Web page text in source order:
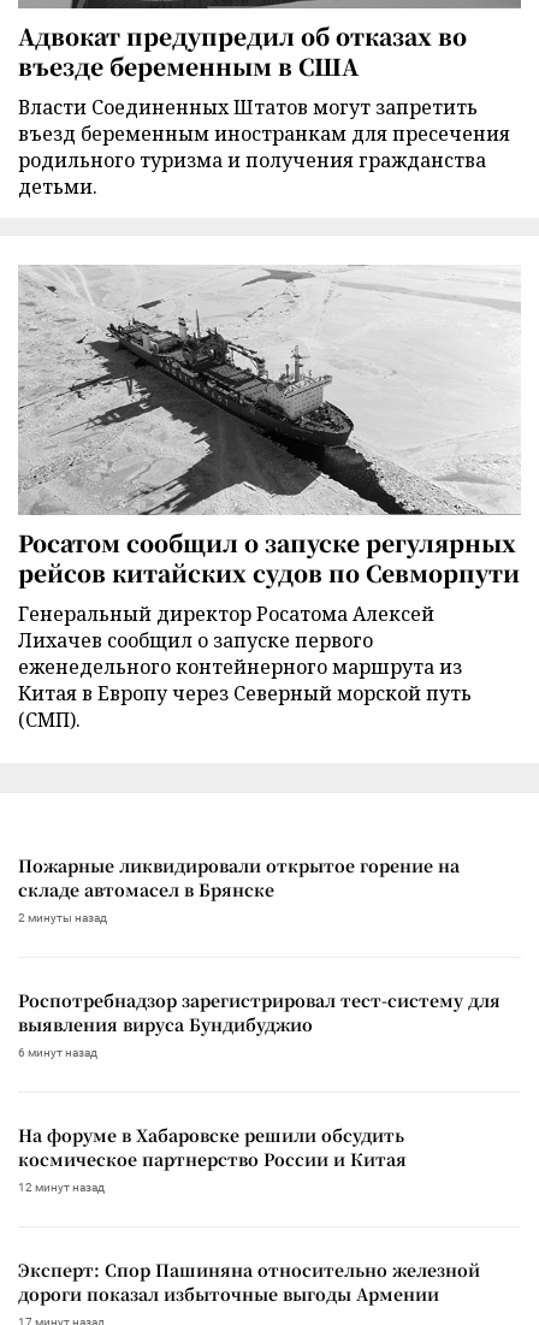
Адвокат предупредил об отказах во
въезде беременным в США
Власти Соединенных Штатов могут запретить
въезд беременным иностранкам для пресечения
родильного туризма и получения гражданства
детьми.
Росатом сообщил о запуске регулярных
рейсов китайских судов по Севморпути
Генеральный директор Росатома Алексей
Лихачев сообщил о запуске первого
еженедельного контейнерного маршрута из
Китая в Европу через Северный морской путь
(СМП).
Пожарные ликвидировали открытое горение на
складе автомасел в Брянске
2 минуты назад
Роспотребнадзор зарегистрировал тест-систему для
выявления вируса Бундибуджио
6 минут назад
На форуме в Хабаровске решили обсудить
космическое партнерство России и Китая
12 минут назад
Эксперт: Спор Пашиняна относительно железной
дороги показал избыточные выгоды Армении
17 минут назад